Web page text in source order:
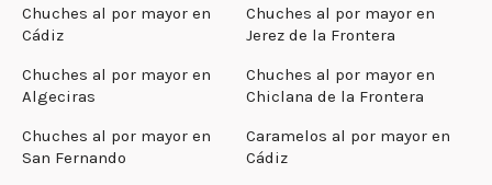
Chuches al por mayor en
Cádiz
Chuches al por mayor en
Jerez de la Frontera
Chuches al por mayor en
Algeciras
Chuches al por mayor en
Chiclana de la Frontera
Chuches al por mayor en
San Fernando
Caramelos al por mayor en
Cádiz